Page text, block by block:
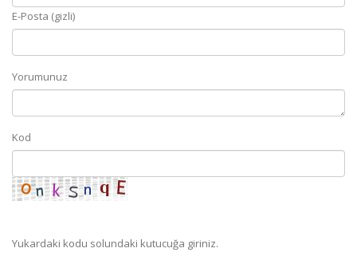
E-Posta (gizli)
Yorumunuz
Kod
Yukardaki kodu solundaki kutucuğa giriniz.